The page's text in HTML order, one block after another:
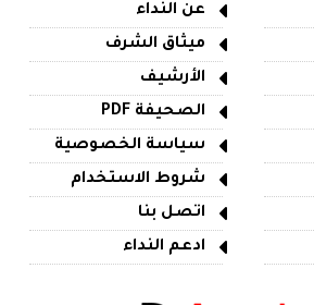
عن النداء
ميثاق الشرف
الأرشيف
الصحيفة PDF
سياسة الخصوصية
شروط الاستخدام
اتصل بنا
ادعم النداء